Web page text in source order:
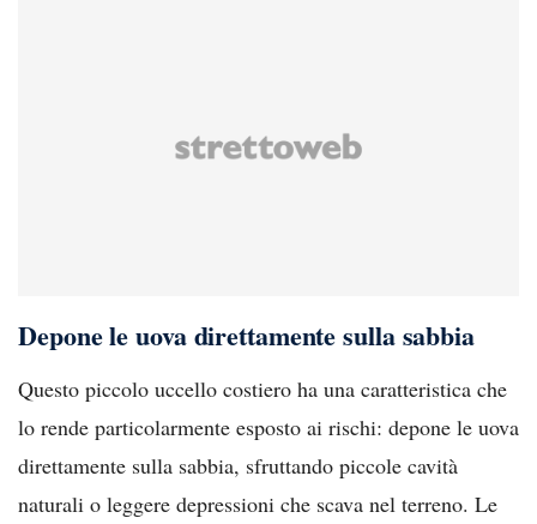
Depone le uova direttamente sulla sabbia
Questo piccolo uccello costiero ha una caratteristica che
lo rende particolarmente esposto ai rischi: depone le uova
direttamente sulla sabbia, sfruttando piccole cavità
naturali o leggere depressioni che scava nel terreno. Le